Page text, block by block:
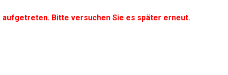
Bitte versuchen Sie es später erneut.